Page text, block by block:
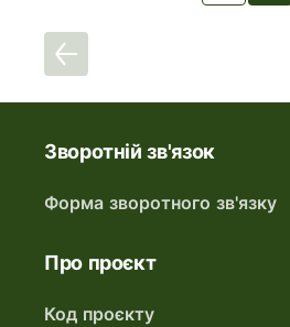
Зворотній зв'язок
Форма зворотного зв'язку
Про проєкт
Код проєкту